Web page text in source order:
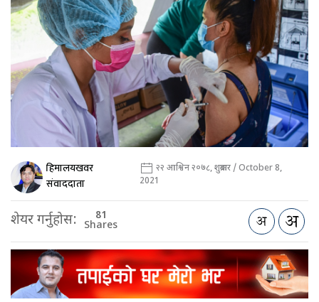
हिमालयखवर
संवाददाता
२२ आश्विन २०७८, शुक्रबार / October 8,
2021
शेयर गर्नुहोस: 81
Shares